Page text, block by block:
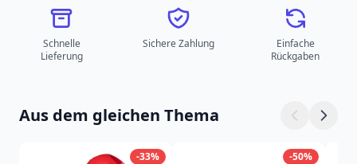
Schnelle
Lieferung
Sichere Zahlung
Einfache
Rückgaben
Aus dem gleichen Thema
-33% -50%